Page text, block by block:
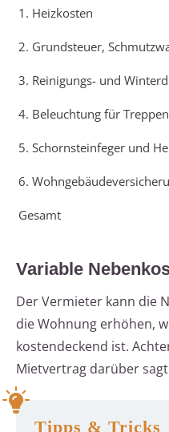
1. Heizkosten
2. Grundsteuer,
3. Reinigungs- und
4. Beleuchtung für
5. Schornsteinfeger und
6.
Gesamt
Variable
Der Vermieter kann die
die Wohnung erhöhen,
kostendeckend ist.
Mietvertrag darüber
Tipps & Tricks